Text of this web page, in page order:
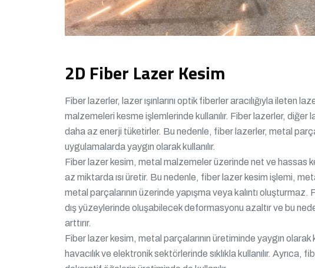
2D Fiber Lazer Kesim
Fiber lazerler, lazer ışınlarını optik fiberler aracılığıyla ileten
malzemeleri kesme işlemlerinde kullanılır. Fiber lazerler, diğer
daha az enerji tüketirler. Bu nedenle, fiber lazerler, metal
uygulamalarda yaygın olarak kullanılır.
Fiber lazer kesim, metal malzemeler üzerinde net ve hassas
az miktarda ısı üretir. Bu nedenle, fiber lazer kesim işlemi,
metal parçalarının üzerinde yapışma veya kalıntı
dış yüzeylerinde oluşabilecek deformasyonu azaltır ve bu
arttırır.
Fiber lazer kesim, metal parçalarının üretiminde yaygın
havacılık ve elektronik sektörlerinde sıklıkla kullanılır.